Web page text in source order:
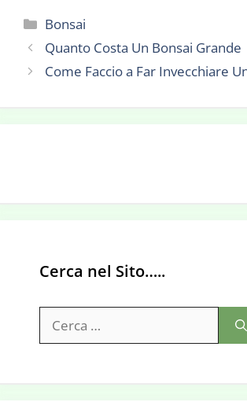
Categorie
Bonsai
Quanto Costa Un Bonsai Grande
Come Faccio a Far Invecchiare
Cerca nel Sito…..
per: